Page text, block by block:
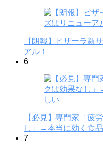
【朗報】ピザーラ新
アル！
6
【必見】専門家「疲
し」→本当に効く食
7